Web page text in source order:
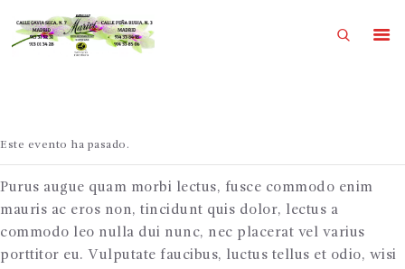
QUIENES SOMOS
COLECCION 2026
RAMOS Y ROSAS
CESTAS DE PLANTAS
Este evento ha pasado.
Purus augue quam morbi lectus, fusce commodo enim
mauris ac eros non, tincidunt quis dolor, lectus a
commodo leo nulla dui nunc, nec placerat vel varius
porttitor eu. Vulputate faucibus, luctus tellus et odio, wisi